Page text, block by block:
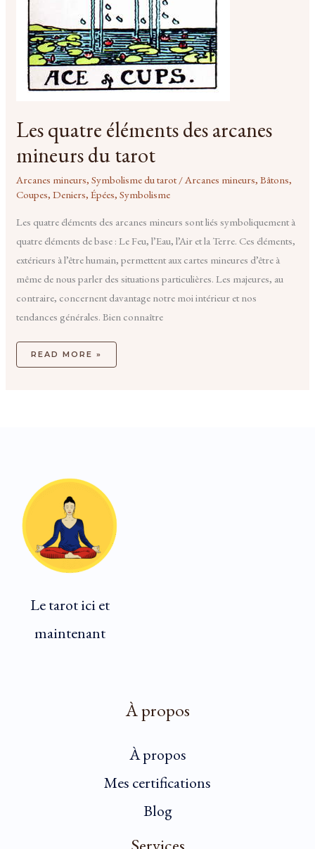
Les quatre éléments des arcanes
mineurs du tarot
Arcanes mineurs,Symbolisme du tarot/Arcanes mineurs,Bâtons,
Coupes,Deniers,Épées,Symbolisme
Les quatre éléments des arcanes mineurs sont liés symboliquement à
quatre éléments de base : Le Feu, l’Eau, l’Air et la Terre. Ces éléments,
extérieurs à l’être humain, permettent aux cartes mineures d’être à
même de nous parler des situations particulières. Les majeures, au
contraire, concernent davantage notre moi intérieur et nos
tendances générales. Bien connaître
READ MORE »
Le tarot ici et
maintenant
À propos
À propos
Mes certifications
Blog